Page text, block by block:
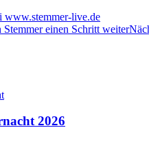
www.stemmer-live.de
einen Schritt weiter
2026